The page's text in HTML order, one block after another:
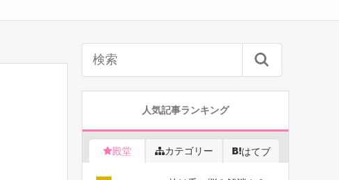
人気記事ランキング
殿堂 カテゴリー はてブ